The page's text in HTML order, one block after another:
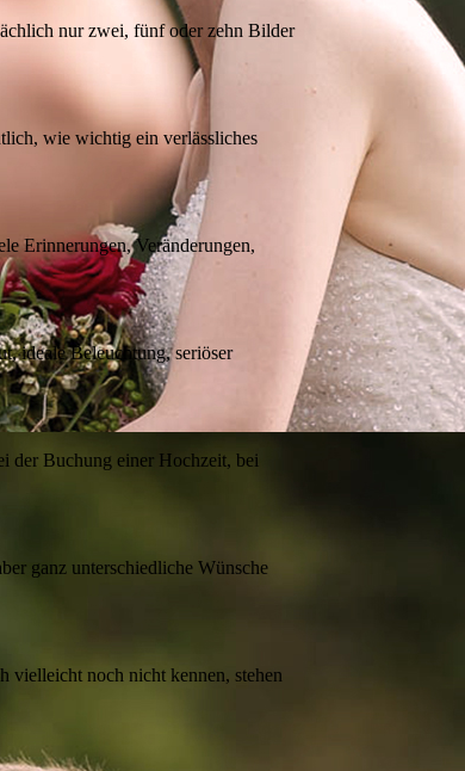
nur zwei, fünf oder zehn Bilder
wie wichtig ein verlässliches
Erinnerungen, Veränderungen,
ideale Beleuchtung, seriöser
der Buchung einer Hochzeit, bei
ganz unterschiedliche Wünsche
vielleicht noch nicht kennen, stehen